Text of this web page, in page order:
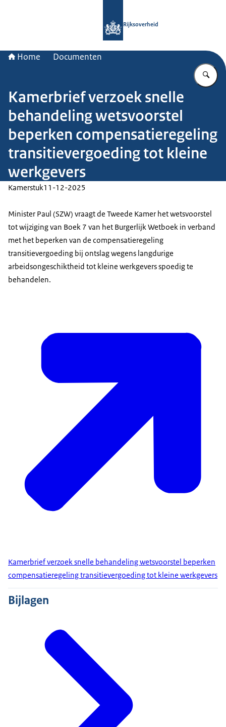
Rijksoverheid
Home Documenten
Kamerbrief verzoek snelle
behandeling wetsvoorstel
beperken compensatieregeling
transitievergoeding tot kleine
werkgevers
Kamerstuk11-12-2025
Minister Paul (SZW) vraagt de Tweede Kamer het wetsvoorstel
tot wijziging van Boek 7 van het Burgerlijk Wetboek in verband
met het beperken van de compensatieregeling
transitievergoeding bij ontslag wegens langdurige
arbeidsongeschiktheid tot kleine werkgevers spoedig te
behandelen.
Kamerbrief verzoek snelle behandeling wetsvoorstel beperken
compensatieregeling transitievergoeding tot kleine werkgevers
Bijlagen